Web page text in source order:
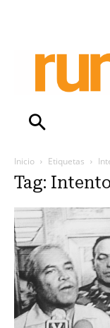
Inicio Etiquetas
Tag: